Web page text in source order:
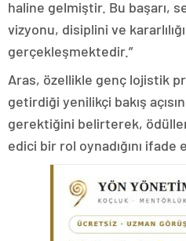
haline gelmiştir. Bu başarı,
vizyonu, disiplini ve
gerçekleşmektedir.”
Aras, özellikle genç lojistik
getirdiği yenilikçi bakış
gerektiğini belirterek,
edici bir rol oynadığını ifade